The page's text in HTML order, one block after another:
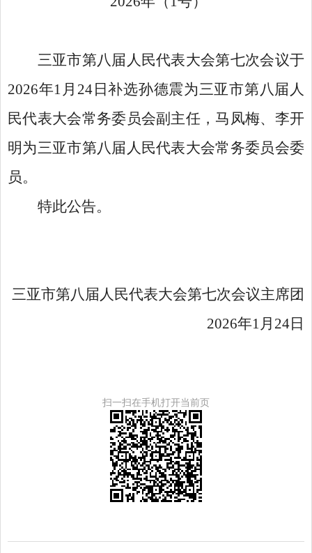
三亚市第八届人民代表大会第七次会议于
2026年1 月 24日补选孙德震为三亚市第八届人
民代表大会常务委员会副主任，马凤梅、李开
明为三亚市第八届人民代表大会常务委员会委
员。
特此公告。
三亚市第八届人民代表大会第七次会议主席团
2026年1月 24日
扫一扫在手机打开当前页